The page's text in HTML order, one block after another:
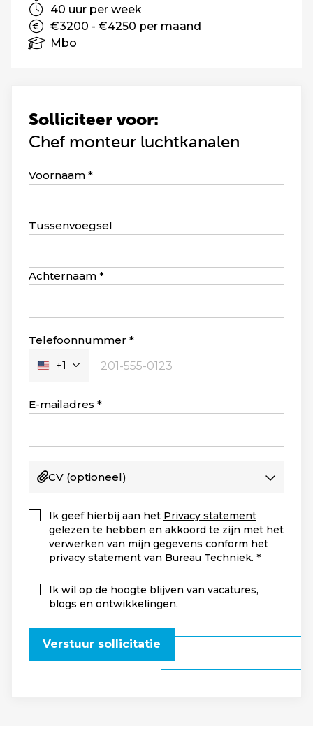
Solliciteer voor:
Chef monteur luchtkanalen
Leave
blank
Voornaam
Tussenvoegsel
Achternaam
Telefoonnummer
Verenigde
Staten
+1
+1
E-mailadres
CV (optioneel)
Ik geef hierbij aan het Privacy statement
gelezen te hebben en akkoord te zijn met het
verwerken van mijn gegevens conform het
privacy statement van Bureau Techniek.
Ik wil op de hoogte blijven van vacatures,
blogs en ontwikkelingen.
Verstuur sollicitatie
40 uur per week
€3200 - €4250 per maand
Mbo